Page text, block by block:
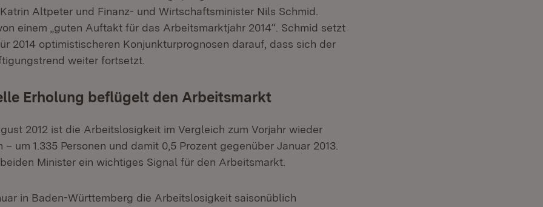
Altpeter und Finanz- und Wirtschaftsminister Nils Schmid.
einem „guten Auftakt für das Arbeitsmarktjahr 2014“. Schmid setzt
2014 optimistischeren Konjunkturprognosen darauf, dass sich der
weiter fortsetzt.
Erholung beflügelt den Arbeitsmarkt
2012 ist die Arbeitslosigkeit im Vergleich zum Vorjahr wieder
um 1.335 Personen und damit 0,5 Prozent gegenüber Januar 2013.
Minister ein wichtiges Signal für den Arbeitsmarkt.
in Baden-Württemberg die Arbeitslosigkeit saisonüblich